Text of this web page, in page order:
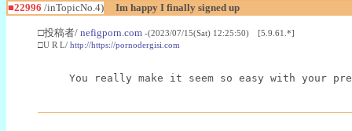
■22996 /inTopicNo.4) Im happy I finally signed up
□投稿者/ nefigporn.com -(2023/07/15(Sat) 12:25:50) [5.9.61.*]
□U R L/ http://https://pornodergisi.com
You really make it seem so easy with your